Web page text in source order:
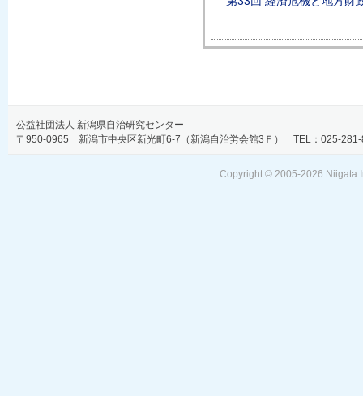
公益社団法人 新潟県自治研究センター
〒950-0965 新潟市中央区新光町6-7（新潟自治労会館3Ｆ） TEL：025-
Copyright © 2005-2026 Niigata